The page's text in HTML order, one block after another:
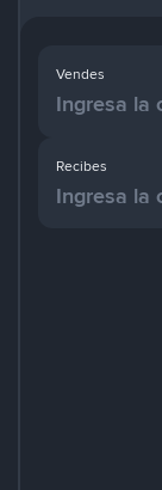
Recibes
Vendes